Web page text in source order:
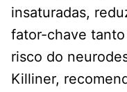
insaturadas,
fator-chave
risco do
Killiner,